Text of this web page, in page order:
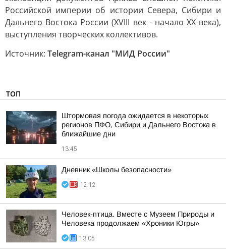
Российской империи об истории Севера, Сибири и
Дальнего Востока России (XVIII век - начало XX века),
выступления творческих коллективов.
Источник: Telegram-канал "МИД России"
ТОП
Штормовая погода ожидается в некоторых
регионов ПФО, Сибири и Дальнего Востока в
ближайшие дни
13:45
Дневник «Школы безопасности»
12:12
Человек-птица. Вместе с Музеем Природы и
Человека продолжаем «Хроники Югры»
13:05